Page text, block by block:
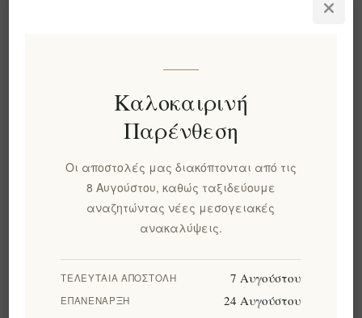
€89,90 χωρίς ΦΠΑ
Έξτρα Παρθένο
Καλοκαιρινή
Παρένθεση
Οι αποστολές μας διακόπτονται από τις
8 Αυγούστου, καθώς ταξιδεύουμε
αναζητώντας νέες μεσογειακές
ανακαλύψεις.
ΤΕΛΕΥΤΑΊΑ ΑΠΟΣΤΟΛΉ 7 Αυγούστου
ΕΠΑΝΈΝΑΡΞΗ 24 Αυγούστου